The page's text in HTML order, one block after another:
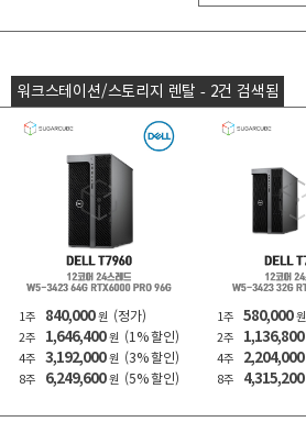
워크스테이션/스토리지 렌탈 - 2건 검색됨
1주 840,000 원 (정가)
2주 1,646,400 원 (1% 할인)
4주 3,192,000 원 (3% 할인)
8주 6,249,600 원 (5% 할인)
1주 580,000 원
2주 1,136,800
4주 2,204,000
8주 4,315,200